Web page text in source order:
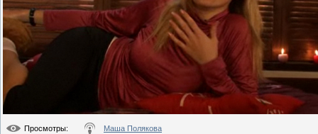
Просмотры: Маша Полякова